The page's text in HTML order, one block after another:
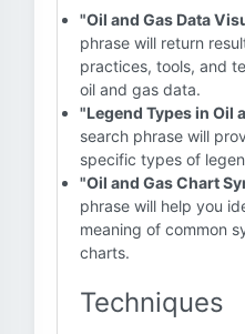
"Oil and Gas Data
phrase will return
practices, tools, and
oil and gas data.
"Legend Types in Oil
search phrase will
specific types of
"Oil and Gas Chart
phrase will help you
meaning of common
charts.
Techniques